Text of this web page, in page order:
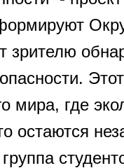
зрителю
мира, где
остаются